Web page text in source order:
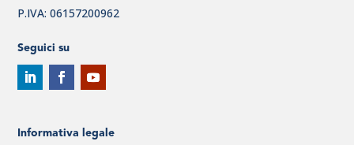
P.IVA: 06157200962
Seguici su
Informativa legale